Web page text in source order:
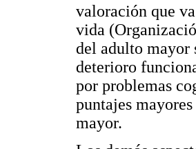
valoración que
vida
del adulto mayor
deterioro
por problemas
puntajes
mayor.